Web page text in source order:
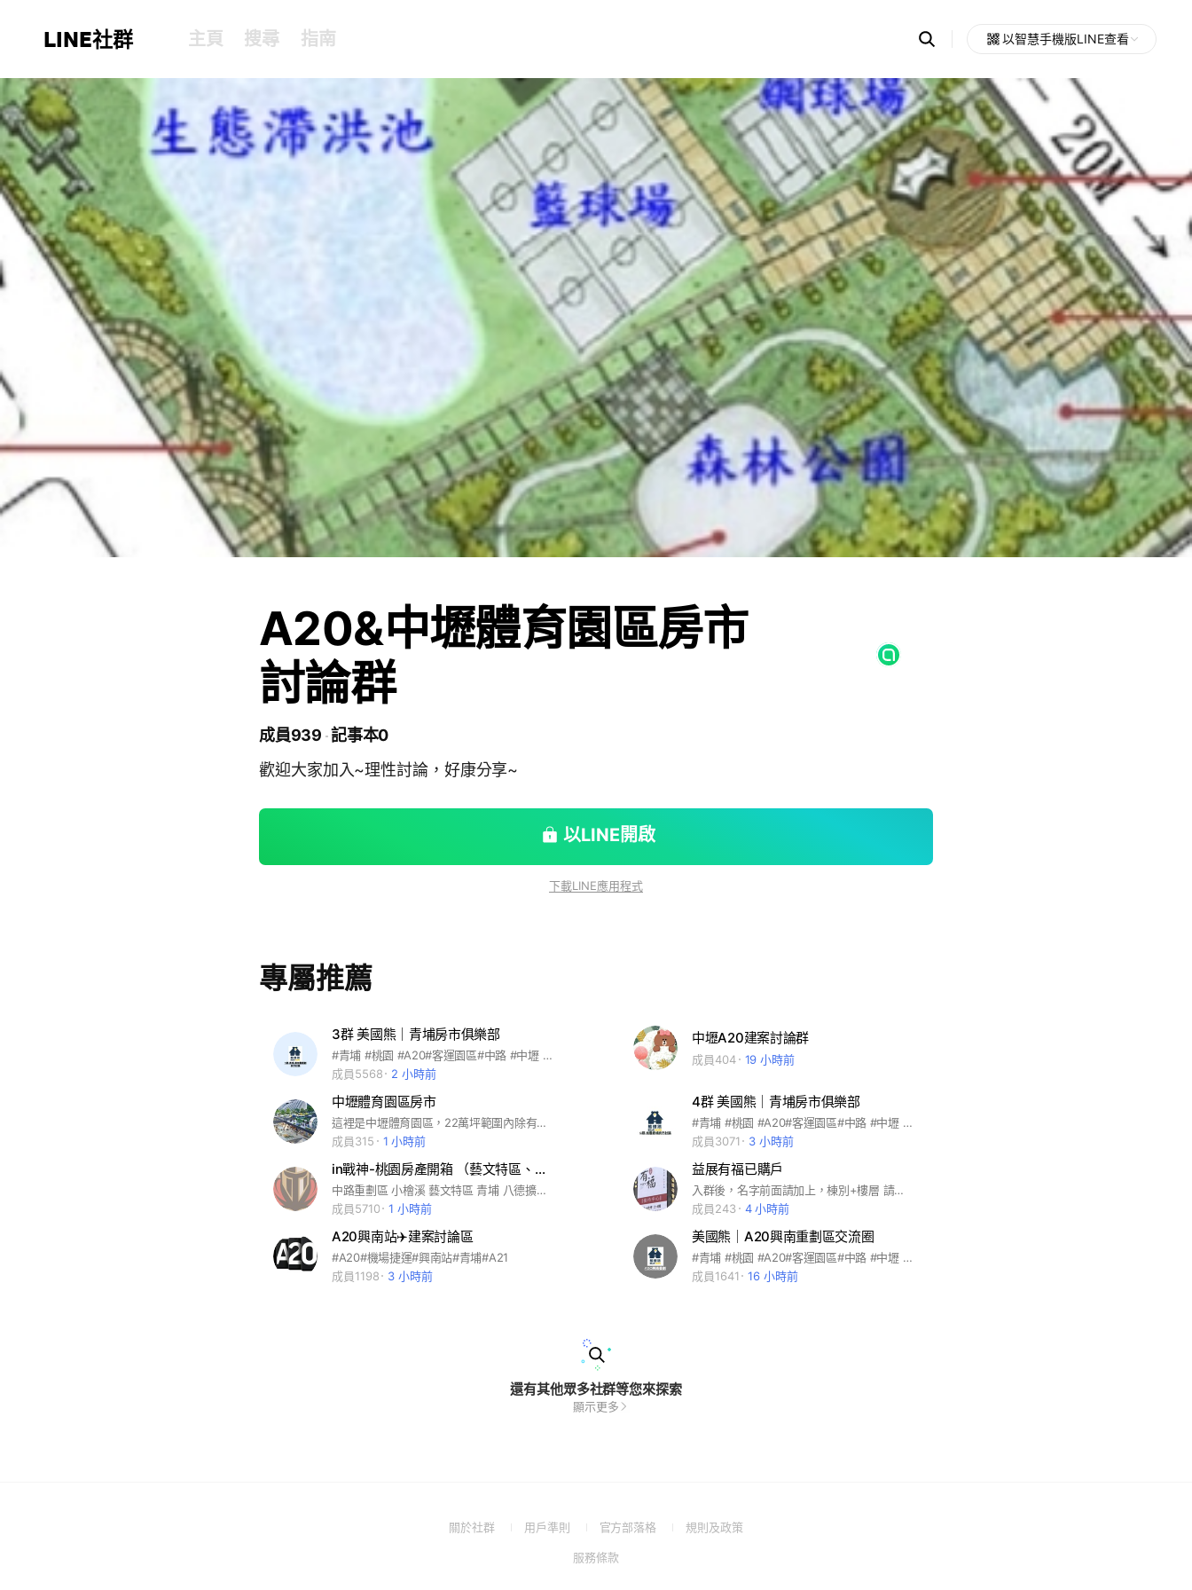
LINE社群 主頁 搜尋 指南 Search
OpenChats
messages
search
area
以智慧手機版LINE查看
A20&中壢體育園區房市
討論群
成員939 記事本0
歡迎大家加入~理性討論，好康分享~
以LINE開啟
下載LINE應用程式
專屬推薦
3群 美國熊｜青埔房市俱樂部
#青埔 #桃園 #A20#客運園區#中路 #中壢 #航空城 #青埔人#美國熊
成員5568
2 小時前
中壢A20建案討論群
成員404 19 小時前
中壢體育園區房市
這裡是中壢體育園區，22萬坪範圍內除有近一半區域規劃住宅區外，還將打造亞奧運等級運動場館、流行音樂中心，並引入百貨公司、電影院進駐，新設10處綠地，打造高綠覆率的高品質都會生活圈，全案預計2023年下半年完工，可望翻轉中壢後站，歡迎大家加入！
成員315
1 小時前
4群 美國熊｜青埔房市俱樂部
#青埔 #桃園 #A20#客運園區#中路 #中壢 #航空城 #青埔人#美國熊
成員3071
3 小時前
in戰神-桃園房產開箱 （藝文特區、中路重劃區、小檜溪、青埔、經國、A20、航空城 、八德、大竹）
中路重劃區 小檜溪 藝文特區 青埔 八德擴大重劃區 中壢體育園區 經國 大竹 蘆竹 龜山 大園 過嶺重劃區 大有 楊梅 山鼻 平鎮 桃園捷運綠線 G01G04 G05 G06 G07 G08 G09 G10 G11 G12 G13 A7 A10 A15 A17 A18 A19 A20 A21 航空城 客運園區 房產 桃園建案 桃園預售屋 桃園中古屋 賞屋開箱 預售屋分析 建商口袋名單 裝潢 室內設計 系統櫃 桃園系統櫃 統包 店面 商辦 龍潭區 豐中城 大清水雲間 幸福山丘2 楊梅區 冠邑好時光 慢慢莊園 寶台青耘 慶賀天合 小紅帽的家 新屋區 大清夢想家 鉅慶歐采 勤本詠恆 勤本映月 勤本青町 信義1號苑 觀音區 臻馥寓 大清仁愛錄 新亦湛 新亦品 雄讚家 傑安築夢家 桃園區 安曼莊園 時代之星 京澄大盈 佳陞豐禾 大和御品苑 京澄卓閲 亞昕森丰 定泰大有翫 岳虹知序 百川峰滙A 藝青山 麗寶南法莊園-霞慕尼 好風采II 陸昇G9湛 宜雄森厚 川丰 川云 大和仰慕 大和淳青 龜山區 長耀辰 富宇上城 富宇富御 長虹擎山 幸福森鄰 長堤天昀 樂捷綻 英倫花都 秉和芊遇 福樺春天 八德區 君臨美超 青和登豐 益騏豐盛御境 達運敦沐 合昶知築 合雄森居 幸福馥都心 大福名邸 合雄大境 大溪區 璟都大鎮 森巴黎18期 幸福公園9期 富益家-極美 齋明居 大園區 宜誠賦 合展悦恬 傳佳樂 上順麗 薪成家II 協勝中央公園 航綻甜心 垽赫海漾星墅Villa 逸偉A+ 合登領航城 璟都未來城 日勝好日子 璟都航空城 臻璞 蘆竹區 鵬躍瀞 君臨郡美 高鐵馥境 漫旅 廣川漾 皇普MOMA 昭揚天漾 蒔森 佳昕昕大景 安美大望 築心匯 安美和敬 中壢區 閣美學 鴻踞樸藝 合磊天沐 和發采采 大清清井澤 鑫利川 澍之丘 大清城双 大清璞樂 大清上景 保利首綻 宜誠丽左岸 宜誠泱 誠鑫19 桃大真 平鎮區 大清城龍 聯懋日日青 創緯天藝 僑蓮澐鋒 滙盈千江墨 天悅 和峻上中央 旭晟晟鏡 延隆蒔光 雋益雋 百川文玥 垽赫小學苑 福倉埕藝 今賀學學 青田 鉅慶歐采 銘鑄五 國源可頌 悅讀伊頓 悦GARDEN 京澄為德 京懋明日和 森景M1 昭揚藝文 聯虹城藝 竹城藝賞 元生琢苑 衡美沚 昭揚航廈 昭揚開 昭揚青埔 昭揚大方 昭揚藝文 德億御邸
成員5710
1 小時前
益展有福已購戶
入群後，名字前面請加上，棟別+樓層 請提供訂購單或合約書，查核。 #益展有福 #住戶群 #已購戶
成員243
4 小時前
A20興南站✈️建案討論區
#A20#機場捷運#興南站#青埔#A21
成員1198
3 小時前
美國熊｜A20興南重劃區交流圈
#青埔 #桃園 #A20#客運園區#中路 #中壢 #航空城 #青埔人#美國熊 介紹A20興南重劃區 新案介紹 未來規劃與願景
成員1641
16 小時前
還有其他眾多社群等您來探索
顯示更多
關於社群
(Open用戶準則
(Open
a
官方部落格
(Open規則及政策(Open
服務條款(Open